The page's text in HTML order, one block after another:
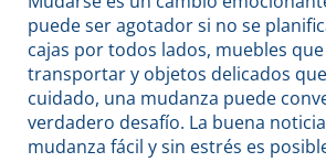
puede ser agotador si no se
cajas por todos lados, muebles
transportar y objetos delicados
cuidado, una mudanza puede
verdadero desafío. La buena
mudanza fácil y sin estrés es